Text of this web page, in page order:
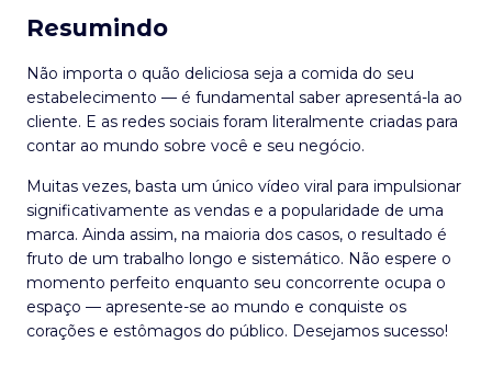
Resumindo
Não importa o quão deliciosa seja a comida do seu
estabelecimento — é fundamental saber apresentá-la ao
cliente. E as redes sociais foram literalmente criadas para
contar ao mundo sobre você e seu negócio.
Muitas vezes, basta um único vídeo viral para impulsionar
significativamente as vendas e a popularidade de uma
marca. Ainda assim, na maioria dos casos, o resultado é
fruto de um trabalho longo e sistemático. Não espere o
momento perfeito enquanto seu concorrente ocupa o
espaço — apresente-se ao mundo e conquiste os
corações e estômagos do público. Desejamos sucesso!